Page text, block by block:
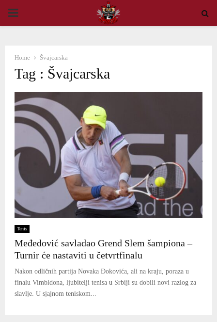
PRIMARY
Home Švajcarska
Tag : Švajcarska
Tenis
Međedović savladao Grend Slem šampiona –
Turnir će nastaviti u četvrtfinalu
Nakon odličnih partija Novaka Đokovića, ali na kraju, poraza u
finalu Vimbldona, ljubitelji tenisa u Srbiji su dobili novi razlog za
slavlje. U sjajnom teniskom...